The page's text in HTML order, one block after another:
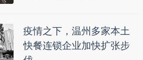
疫情之下，温州多家本土
快餐连锁企业加快扩张步